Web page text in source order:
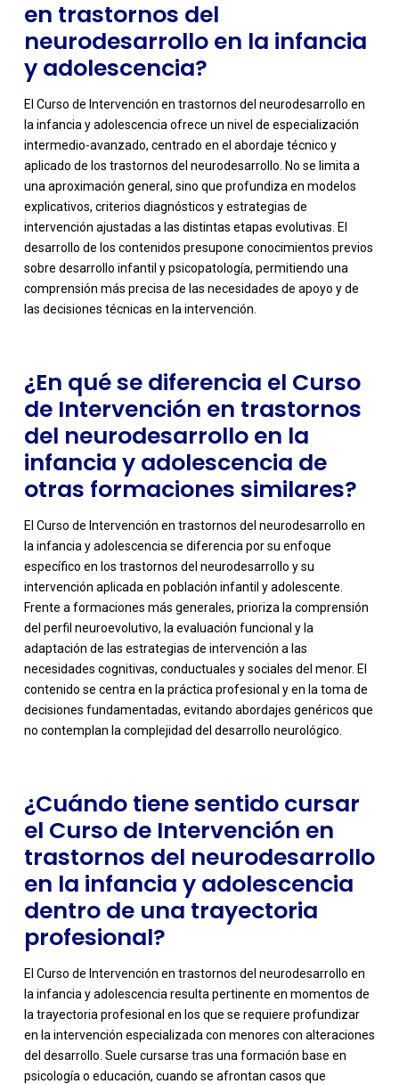
en trastornos del
neurodesarrollo en la infancia
y adolescencia?
El Curso de Intervención en trastornos del neurodesarrollo en
la infancia y adolescencia ofrece un nivel de especialización
intermedio-avanzado, centrado en el abordaje técnico y
aplicado de los trastornos del neurodesarrollo. No se limita a
una aproximación general, sino que profundiza en modelos
explicativos, criterios diagnósticos y estrategias de
intervención ajustadas a las distintas etapas evolutivas. El
desarrollo de los contenidos presupone conocimientos previos
sobre desarrollo infantil y psicopatología, permitiendo una
comprensión más precisa de las necesidades de apoyo y de
las decisiones técnicas en la intervención.
-
¿En qué se diferencia el Curso
de Intervención en trastornos
del neurodesarrollo en la
infancia y adolescencia de
otras formaciones similares?
El Curso de Intervención en trastornos del neurodesarrollo en
la infancia y adolescencia se diferencia por su enfoque
específico en los trastornos del neurodesarrollo y su
intervención aplicada en población infantil y adolescente.
Frente a formaciones más generales, prioriza la comprensión
del perfil neuroevolutivo, la evaluación funcional y la
adaptación de las estrategias de intervención a las
necesidades cognitivas, conductuales y sociales del menor. El
contenido se centra en la práctica profesional y en la toma de
decisiones fundamentadas, evitando abordajes genéricos que
no contemplan la complejidad del desarrollo neurológico.
-
¿Cuándo tiene sentido cursar
el Curso de Intervención en
trastornos del neurodesarrollo
en la infancia y adolescencia
dentro de una trayectoria
profesional?
El Curso de Intervención en trastornos del neurodesarrollo en
la infancia y adolescencia resulta pertinente en momentos de
la trayectoria profesional en los que se requiere profundizar
en la intervención especializada con menores con alteraciones
del desarrollo. Suele cursarse tras una formación base en
psicología o educación, cuando se afrontan casos que